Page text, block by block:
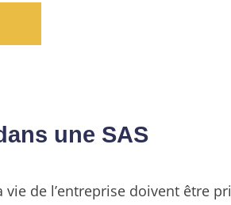
une SAS
de l’entreprise doivent être